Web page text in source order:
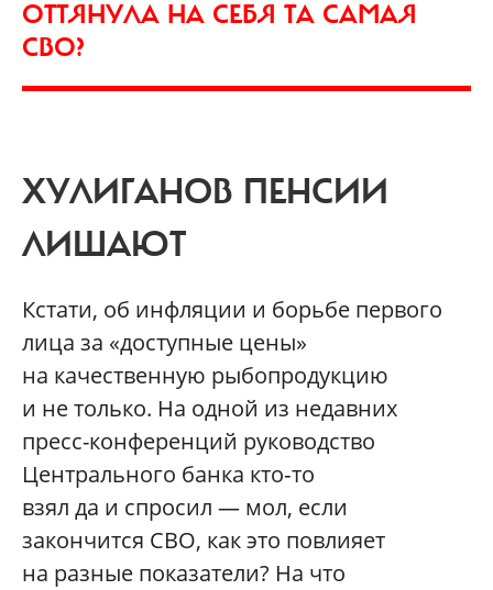
ОТТЯНУЛА НА СЕБЯ ТА САМАЯ
СВО?
ХУЛИГАНОВ ПЕНСИИ
ЛИШАЮТ
Кстати, об инфляции и борьбе первого
лица за «доступные цены»
на качественную рыбопродукцию
и не только. На одной из недавних
пресс-­конференций руководство
Центрального банка кто‑то
взял да и спросил — мол, если
закончится СВО, как это повлияет
на разные показатели? На что